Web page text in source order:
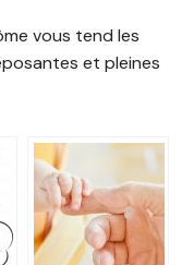
vous tend les
et pleines